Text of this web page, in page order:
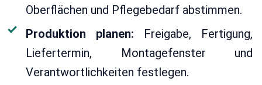
Oberflächen und Pflegebedarf abstimmen.
Produktion planen: Freigabe, Fertigung,
Liefertermin, Montagefenster und
Verantwortlichkeiten festlegen.